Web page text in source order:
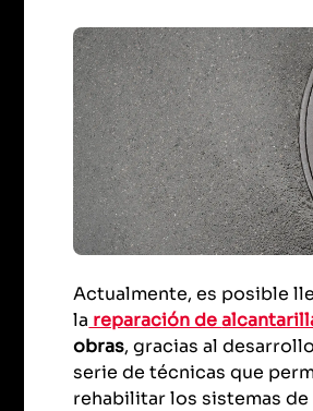
Actualmente, es posible
la reparación de
obras, gracias al
serie de técnicas que
rehabilitar los sistemas de